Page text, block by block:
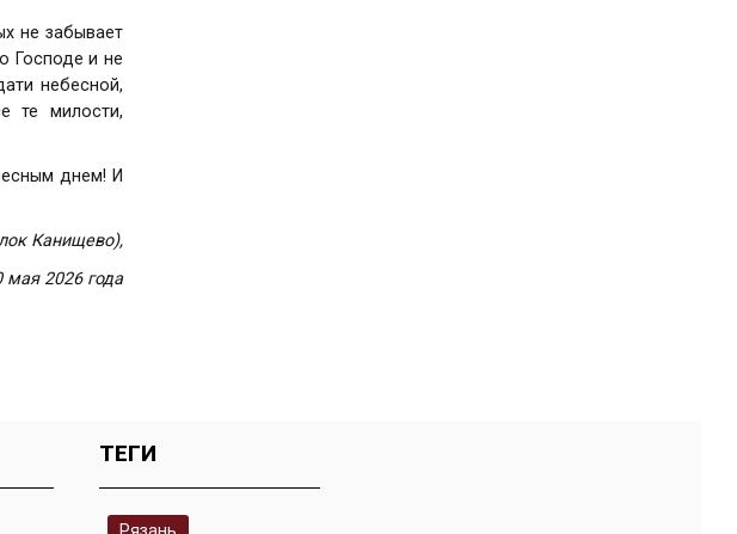
не забывает
Господе и не
небесной,
те милости,
днем! И
Канищево),
мая 2026 года
ТЕГИ